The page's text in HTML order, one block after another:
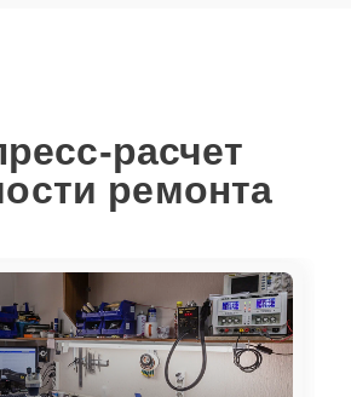
расчет
ремонта